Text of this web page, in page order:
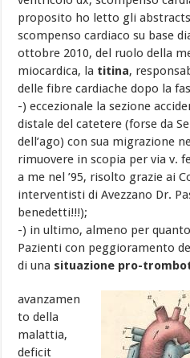
proposito ho letto gli
scompenso cardiaco su base
ottobre 2010, del ruolo della
miocardica, la titina,
delle fibre cardiache dopo la
-) eccezionale la sezione
distale del catetere (forse da
dell’ago) con sua migrazione
rimuovere in scopia per via v.
a me nel ’95, risolto grazie ai
interventisti di Avezzano Dr.
benedetti!!!);
-) in ultimo, almeno per
Pazienti con peggioramento
di una situazione pro-
avanzamen
to della
malattia,
deficit